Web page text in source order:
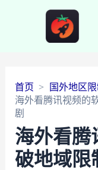
首页
国外地区限
海外看腾讯视频的
剧
海外看腾
破地域限